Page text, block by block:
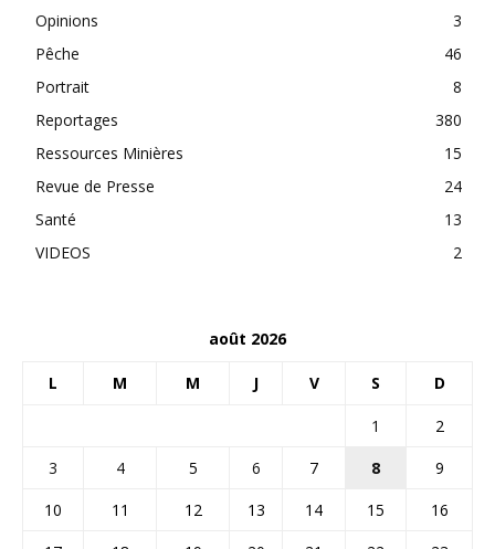
Opinions
3
Pêche
46
Portrait
8
Reportages
380
Ressources Minières
15
Revue de Presse
24
Santé
13
VIDEOS
2
août 2026
L M M J V S D
1
2
3
4 5 6 7 8
9
10
11 12 13 14 15
16